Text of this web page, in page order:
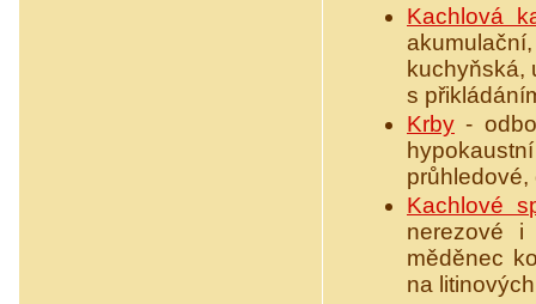
Kachlová
kuchyňská,
s
Krby -
průhledové,
Kachlové
nerezové
měděnec
na